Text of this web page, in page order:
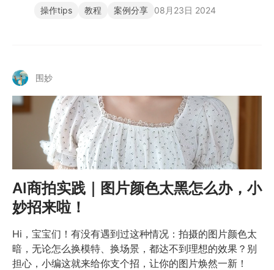
操作tips 教程 案例分享 08月23日 2024
围妙
AI商拍实践｜图片颜色太黑怎么办，小
妙招来啦！
Hi，宝宝们！有没有遇到过这种情况：拍摄的图片颜色太
暗，无论怎么换模特、换场景，都达不到理想的效果？别
担心，小编这就来给你支个招，让你的图片焕然一新！